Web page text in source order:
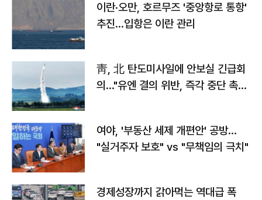
이란·오만, 호르무즈 '중앙항로 통항'
추진…입항은 이란 관리
靑, 北 탄도미사일에 안보실 긴급회
의…"유엔 결의 위반, 즉각 중단 촉
여야, '부동산 세제 개편안' 공방…
"실거주자 보호" vs "무책임의 극치"
경제성장까지 갉아먹는 역대급 폭